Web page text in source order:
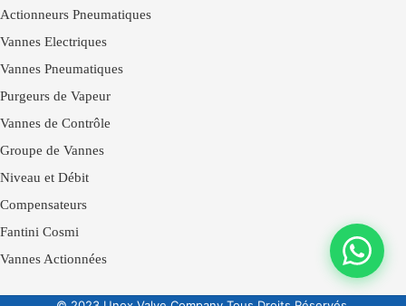
Actionneurs Pneumatiques
Vannes Electriques
Vannes Pneumatiques
Purgeurs de Vapeur
Vannes de Contrôle
Groupe de Vannes
Niveau et Débit
Compensateurs
Fantini Cosmi
Vannes Actionnées